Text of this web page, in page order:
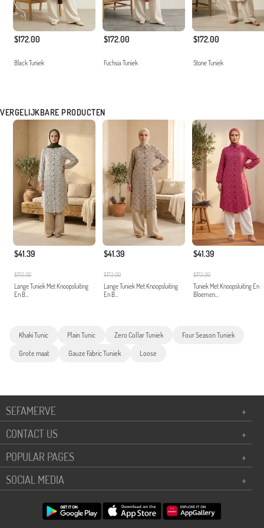
$172.00
Black Tuniek
$172.00
Fuchsia Tuniek
$172.00
Stone Tuniek
VERGELIJKBARE PRODUCTEN
$41.39
$172.00
Lange Tuniek Met Knoopsluiting
En B...
$41.39
$172.00
Lange Tuniek Met Knoopsluiting
En B...
$41.39
$172.00
Tuniek Met Knoopsluiting En
Bloemen...
Khaki Tunic Plain Tunic Zero Collar Tuniek Four Season Tuniek
Grote maat Gauze Fabric Tuniek Loose
SEFAMERVE
+
CONTACT US
+
POPULAR PAGES
+
SOCIAL MEDIA
+